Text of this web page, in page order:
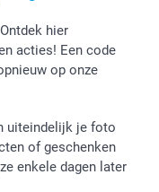
hier
acties! Een code
op onze
uiteindelijk je foto
of geschenken
enkele dagen later